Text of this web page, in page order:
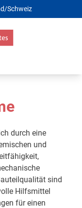
Schweiz
durch eine
und
sind
Hilfsmittel
für einen